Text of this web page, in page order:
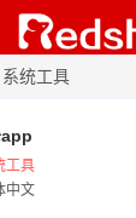
系统工具
工具
中文